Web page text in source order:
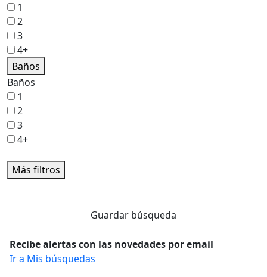
1
2
3
4+
Baños
Baños
1
2
3
4+
Más filtros
Guardar búsqueda
Recibe alertas con las novedades por email
Ir a Mis búsquedas